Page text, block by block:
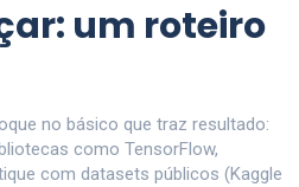
um roteiro
no básico que traz resultado:
como TensorFlow,
com datasets públicos (Kaggle